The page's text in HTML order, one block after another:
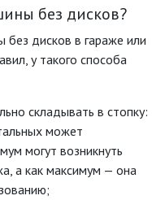
без дисков?
без дисков в гараже или
у такого способа
складывать в стопку:
может
могут возникнуть
а как максимум — она